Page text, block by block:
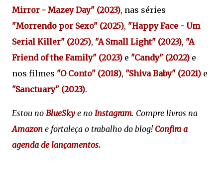
Mirror - Mazey Day" (2023), nas séries
"Morrendo por Sexo" (2025), "Happy Face - Um
Serial Killer" (2025), "A Small Light" (2023), "A
Friend of the Family" (2023) e "Candy" (2022) e
nos filmes "O Conto" (2018), "Shiva Baby" (2021) e
"Sanctuary" (2023).
Estou no BlueSky e no Instagram. Compre livros na
Amazon e fortaleça o trabalho do blog! Confira a
agenda de lançamentos.